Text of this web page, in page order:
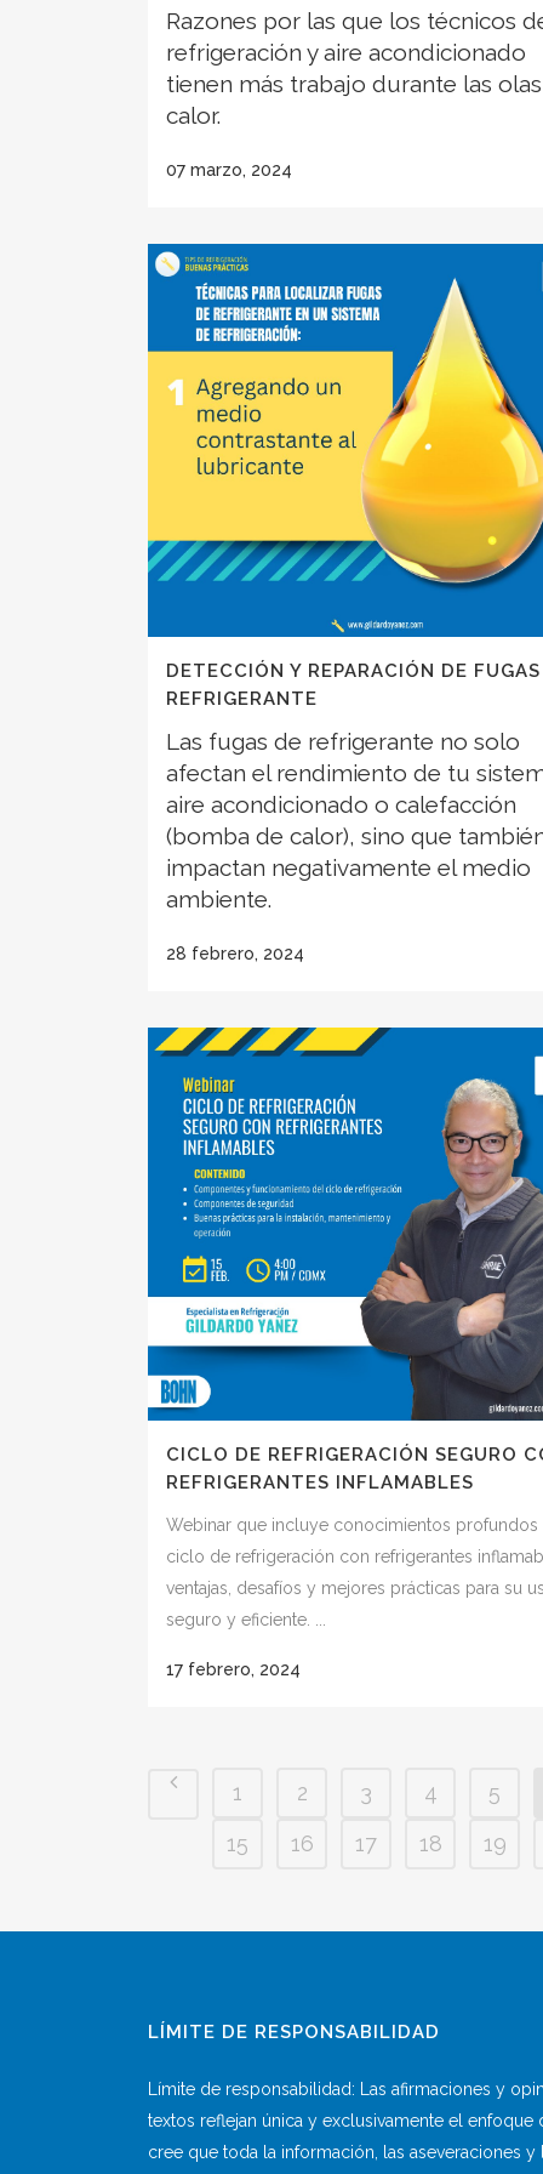
Razones por las que los técnicos
refrigeración y aire acondicionado
tienen más trabajo durante las
calor.
07 marzo, 2024
DETECCIÓN Y REPARACIÓN DE
REFRIGERANTE
Las fugas de refrigerante no solo
afectan el rendimiento de tu
aire acondicionado o calefacción
(bomba de calor), sino que
impactan negativamente el medio
ambiente.
28 febrero, 2024
CICLO DE REFRIGERACIÓN SEGURO
REFRIGERANTES INFLAMABLES
Webinar que incluye conocimientos profundos
ciclo de refrigeración con refrigerantes
ventajas, desafíos y mejores prácticas para su
seguro y eficiente. ...
17 febrero, 2024
1 2 3 4
5
15
16 17 18 19
LÍMITE DE RESPONSABILIDAD
Límite de responsabilidad: Las afirmaciones y
textos reflejan única y exclusivamente el enfoque
cree que toda la información, las aseveraciones